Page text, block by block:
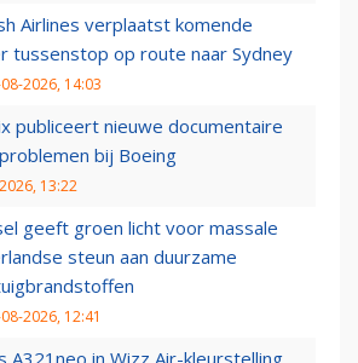
Airlines verplaatst komende
tussenstop op route naar Sydney
2026, 14:03
publiceert nieuwe documentaire
bij Boeing
13:22
geeft groen licht voor massale
steun aan duurzame
2026, 12:41